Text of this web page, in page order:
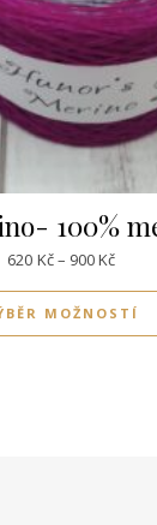
100%
620 Kč– 900Kč
MOŽNOSTÍ